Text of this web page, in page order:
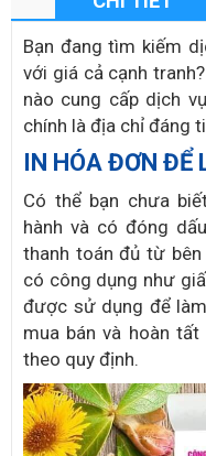
Bạn đang tìm kiếm
với giá cả cạnh
nào cung cấp dịch
chính là địa chỉ đáng
IN HÓA ĐƠN ĐỂ
Có thể bạn chưa
hành và có đóng
thanh toán đủ từ
có công dụng như
được sử dụng để
mua bán và hoàn
theo quy định.